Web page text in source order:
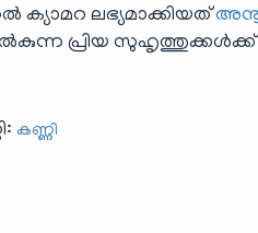
ക്യാമറ ലഭ്യമാക്കിയത്
പ്രിയ സുഹൃത്തുക്കൾക്ക്
കണ്ണി